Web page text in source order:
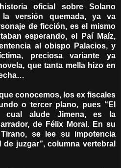
oficial sobre Solano
versión quemada, ya va
de ficción, es el mismo
esperando, el Paí Maíz,
al obispo Palacios, y
preciosa variante ya
que tanta mella hizo en
conocemos, los ex fiscales
o tercer plano, pues “El
cual alude Jimena, es la
de Félix Moral. En su
se lee su impotencia
juzgar”, columna vertebral